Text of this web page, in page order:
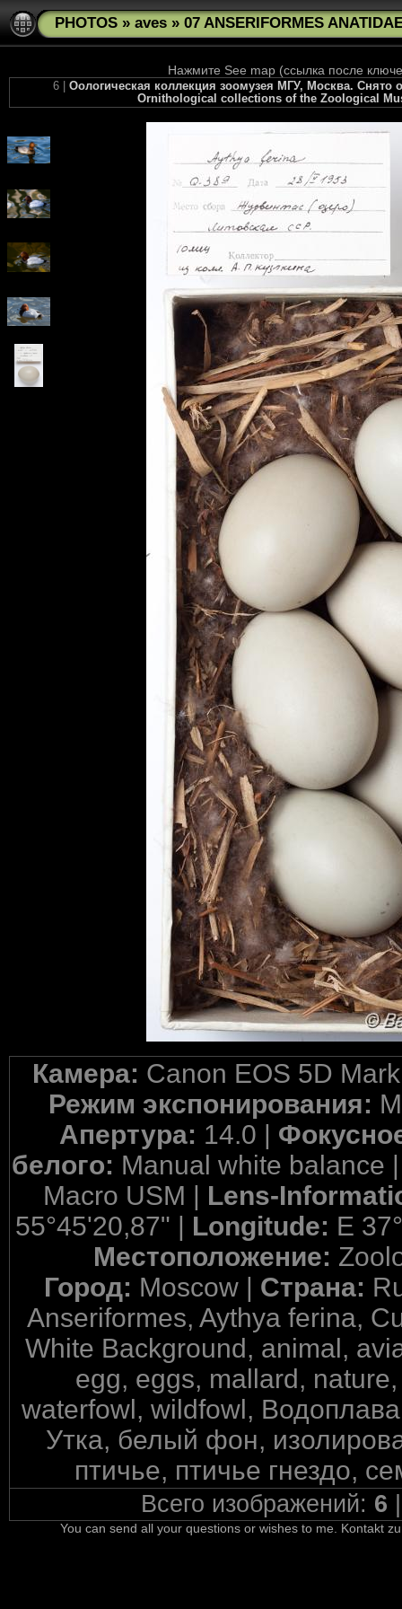
PHOTOS » aves » 07 ANSERIFORMES
Нажмите See map (ссылка после
6 | Оологическая коллекция зоомузея МГУ, Москва.
Ornithological collections of the Zoological
Камера: Canon EOS 5D
Режим экспонирования:
Апертура: 14.0 |
белого: Manual white balance
Macro USM | Lens-
55°45'20,87" | Longitude: E
Местоположение:
Город: Moscow | Страна:
Anseriformes, Aythya ferina,
White Background, animal,
egg, eggs, mallard,
waterfowl, wildfowl,
Утка, белый фон,
птичье, птичье гнездо,
Всего изображений: 6
You can send all your questions or wishes to me. Kontakt